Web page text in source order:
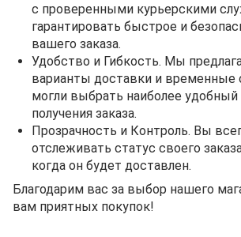
с проверенными курьерскими
гарантировать быстрое и
вашего заказа.
Удобство и Гибкость. Мы
варианты доставки и временные
могли выбрать наиболее удобный
получения заказа.
Прозрачность и Контроль. Вы
отслеживать статус своего
когда он будет доставлен.
Благодарим вас за выбор нашего
вам приятных покупок!